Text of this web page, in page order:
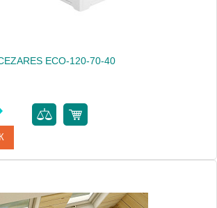
ECO-120-70-40
ECO-120-70-40-W37